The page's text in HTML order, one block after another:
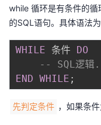
while 循环是有条件的循
的SQL语句。具体语法为
WHILE 条件 DO
-- SQL
END WHILE ;
先判定条件 ，如果条